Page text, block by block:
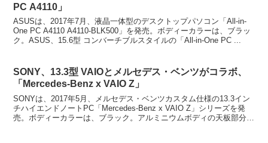
PC A4110」
ASUSは、2017年7月、液晶一体型のデスクトップパソコン「All-in-
One PC A4110 A4110-BLK500」を発売。ボディーカラーは、ブラッ
ク。ASUS、15.6型 コンバーチブルスタイルの「All-in-One PC ...
SONY、13.3型 VAIOとメルセデス・ベンツがコラボ、
「Mercedes-Benz x VAIO Z」
SONYは、2017年5月、メルセデス・ベンツカスタム仕様の13.3イン
チハイエンドノートPC「Mercedes-Benz x VAIO Z」シリーズを発
売。ボディーカラーは、ブラック。アルミニウムボディの天板部分に